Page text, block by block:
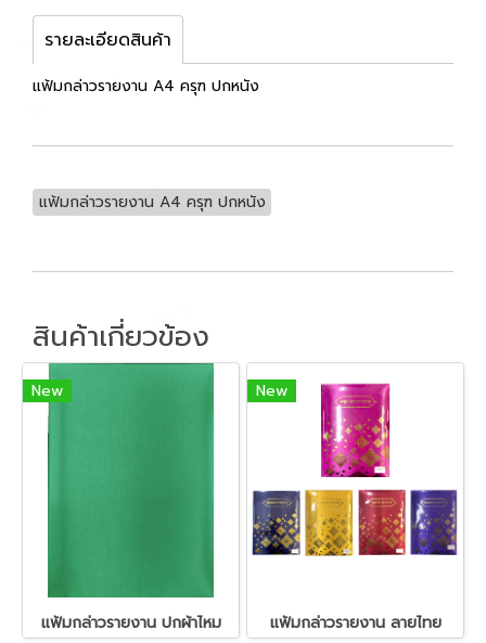
รายละเอียดสินค้า
แฟ้มกล่าวรายงาน A4 ครุฑ ปกหนัง
แฟ้มกล่าวรายงาน A4 ครุฑ ปกหนัง
สินค้าเกี่ยวข้อง
New
แฟ้มกล่าวรายงาน ปกผ้าไหม
New
แฟ้มกล่าวรายงาน ลายไทย